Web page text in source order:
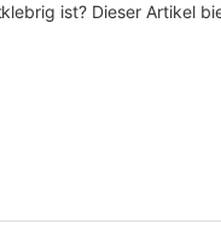
klebrig ist? Dieser Artikel